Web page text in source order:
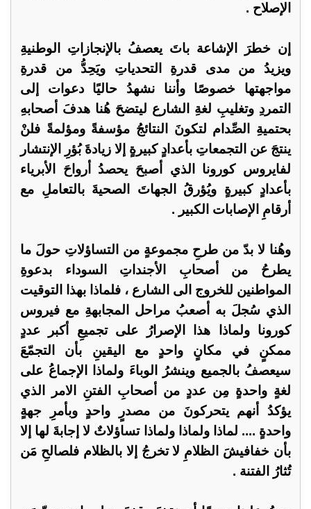
الإصلاح .
إن خطرَ الإشاعة باتَ يعصفُ بالإنجازاتِ الوطنيةِ
ويزيدُ من مدى قدرةِ التحدياتِ ويَحِدُّ من قدرةِ
مواجهتها خصوصًا وأننا نشهدُ حاليًا دعوات إلى
التمردِ وتغليبِ لغةِ الشارع ليتضحَ هُنا هدفَ أصحابهِ
بحتميةِ الصِّدام لتكونَ النتائجُ مؤسفةً ومؤلمةً فلنْ
ينتجَ عن التجمعاتِ بأعدادٍ كبيرةٍ إلا زيادةَ بُؤرِ الإنتشار
لفايروس كورونا الذي أصبحَ يحصدُ أرواحَ الأبرياء
بأعدادٍ كبيرةٍ ويُؤرقُ الجهاتَ الصحيةَ بالتعاملِ مع
أرقامِ الإصابات الكبير .
وهُنا لا بدّ من طرحِ مجموعةٍ من التساؤلاتِ حولَ ما
يطرحُ من أصحابِ الأجنداتِ السوداء بدعوةِ
المواطنين للخروج الى الشارع ، فلماذا بهذا التوقيت
الذي سُجلَ به أصعبُ مراحل المجابهةِ مع فيروس
كورونا ولماذا هذا الإصرارُ على تجميعِ أكبر عددٍ
ممكنٍ في مكانٍ واحدٍ مع اليقينِ بأن التجمّعَ
سيعصفُ بالجميع وينشرُ الوباءَ ولماذا الإجماعُ على
لغةٍ واحدةٍ مِن عددٍ من أصحابِ الفتنِ الامر الذي
يؤكدُ أنهم يتحركونَ من مصدرٍ واحدٍ وبأمرِ جهةٍ
واحدةٍ .... لماذا ولماذا ولماذا تساؤلاتٌ لا إجابةَ لها إلا
بأن خفافيشَ الظلامِ لا تخرجُ إلا بالظلام فلصالحِ مَن
تُثارُ الفتنة .